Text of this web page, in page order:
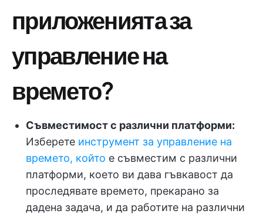
приложенията за
управление на
времето?
Съвместимост с различни платформи:
Изберете инструмент за управление на
времето, който е съвместим с различни
платформи, което ви дава гъвкавост да
проследявате времето, прекарано за
дадена задача, и да работите на различни